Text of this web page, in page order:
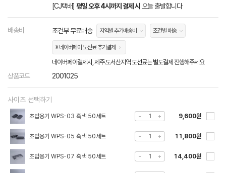
[CJ택배] 평일 오후 4시까지 결제 시 오늘 출발합니다
배송비 조건부 무료배송 지역별 추가배송비 조건별 배송
※ 네이버페이 도선료 추가결제
네이버페이결제시, 제주.도서산지역 도선료는 별도결제 진행해주세요
상품코드 2001025
사이즈 선택하기
초밥용기 WPS-03 흑색 50세트 9,600원
초밥용기 WPS-05 흑색 50세트 11,800원
초밥용기 WPS-07 흑색 50세트 14,400원